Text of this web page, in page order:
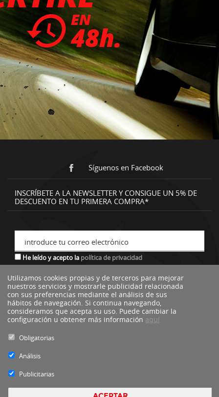
Síguenos en Facebook
INSCRÍBETE A LA NEWSLETTER Y CONSIGUE UN 5% DE
DESCUENTO EN TU PRIMERA COMPRA*
introduce tu correo electrónico
He leído y acepto la política de privacidad
*descuento no acumulable a otras ofertas o promociones.
Utilizamos cookies propias y de terceros para mejorar
nuestros servicios y mostrarle publicidad relacionada
con sus preferencias mediante el análisis de sus
hábitos de navegación. Si continua navegando,
consideramos que acepta su uso. Puede cambiar la
configuración u obtener más información aquí
Obligatorias
Análisis
Publicitarias